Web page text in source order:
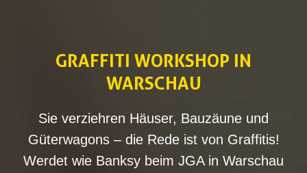
GRAFFITI WORKSHOP IN
WARSCHAU
Sie verziehren Häuser, Bauzäune und
Güterwagons – die Rede ist von Graffitis!
Werdet wie Banksy beim JGA in Warschau